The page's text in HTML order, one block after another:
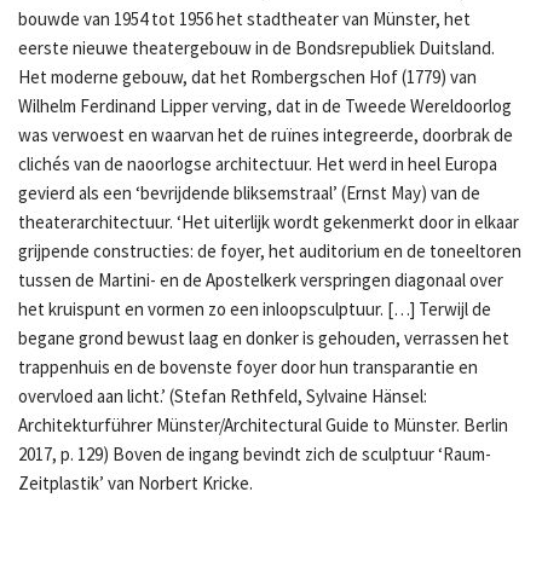
bouwde van 1954 tot 1956 het stadtheater van Münster, het
eerste nieuwe theatergebouw in de Bondsrepubliek Duitsland.
Het moderne gebouw, dat het Rombergschen Hof (1779) van
Wilhelm Ferdinand Lipper verving, dat in de Tweede Wereldoorlog
was verwoest en waarvan het de ruïnes integreerde, doorbrak de
clichés van de naoorlogse architectuur. Het werd in heel Europa
gevierd als een ‘bevrijdende bliksemstraal’ (Ernst May) van de
theaterarchitectuur. ‘Het uiterlijk wordt gekenmerkt door in elkaar
grijpende constructies: de foyer, het auditorium en de toneeltoren
tussen de Martini- en de Apostelkerk verspringen diagonaal over
het kruispunt en vormen zo een inloopsculptuur. […] Terwijl de
begane grond bewust laag en donker is gehouden, verrassen het
trappenhuis en de bovenste foyer door hun transparantie en
overvloed aan licht.’ (Stefan Rethfeld, Sylvaine Hänsel:
Architekturführer Münster/Architectural Guide to Münster. Berlin
2017, p. 129) Boven de ingang bevindt zich de sculptuur ‘Raum-
Zeitplastik’ van Norbert Kricke.